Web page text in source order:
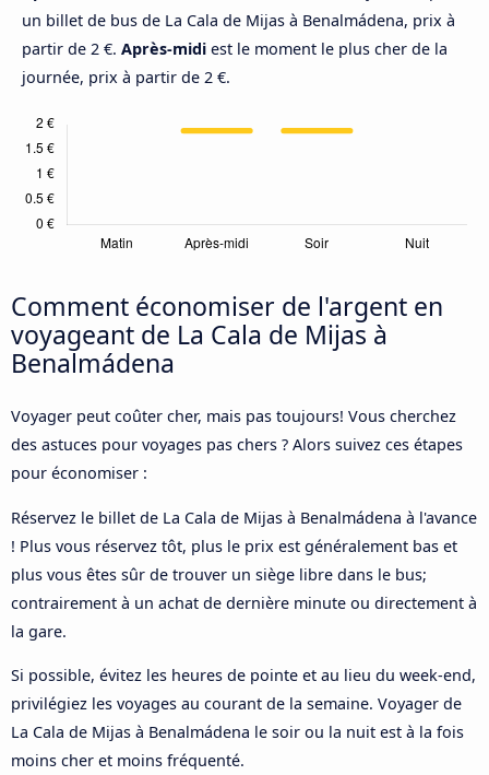
un billet de bus de La Cala de Mijas à Benalmádena, prix à
partir de 2 €. Après-midi est le moment le plus cher de la
journée, prix à partir de 2 €.
Comment économiser de l'argent en
voyageant de La Cala de Mijas à
Benalmádena
Voyager peut coûter cher, mais pas toujours! Vous cherchez
des astuces pour voyages pas chers ? Alors suivez ces étapes
pour économiser :
Réservez le billet de La Cala de Mijas à Benalmádena à l'avance
! Plus vous réservez tôt, plus le prix est généralement bas et
plus vous êtes sûr de trouver un siège libre dans le bus;
contrairement à un achat de dernière minute ou directement à
la gare.
Si possible, évitez les heures de pointe et au lieu du week-end,
privilégiez les voyages au courant de la semaine. Voyager de
La Cala de Mijas à Benalmádena le soir ou la nuit est à la fois
moins cher et moins fréquenté.